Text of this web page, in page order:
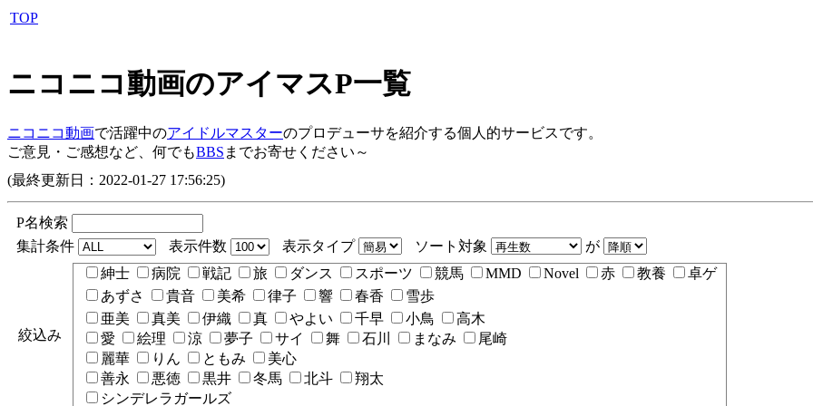
TOP
ニコニコ動画のアイマスP一覧
ニコニコ動画で活躍中のアイドルマスターのプロデューサを紹介する個人的サービスです。
ご意見・ご感想など、何でもBBS までお寄せください～
(最終更新日：2022-01-27 17:56:25)
P名検索
集計条件
表示件数 表示タイプ ソート対象 が
絞込み
紳士 病院 戦記 旅 ダンス スポーツ 競馬 MMD Novel 赤 教養
卓ゲ
あずさ
貴音 美希 律子 響 春香
雪歩
亜美
真美 伊織 真 やよい 千早 小鳥
高木
愛
絵理 涼 夢子 サイ 舞 石川 まなみ
尾崎
麗華
りん ともみ
美心
善永
悪徳 黒井 冬馬 北斗
翔太
シンデレラガールズ